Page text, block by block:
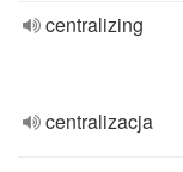
centralizing
centralizacja